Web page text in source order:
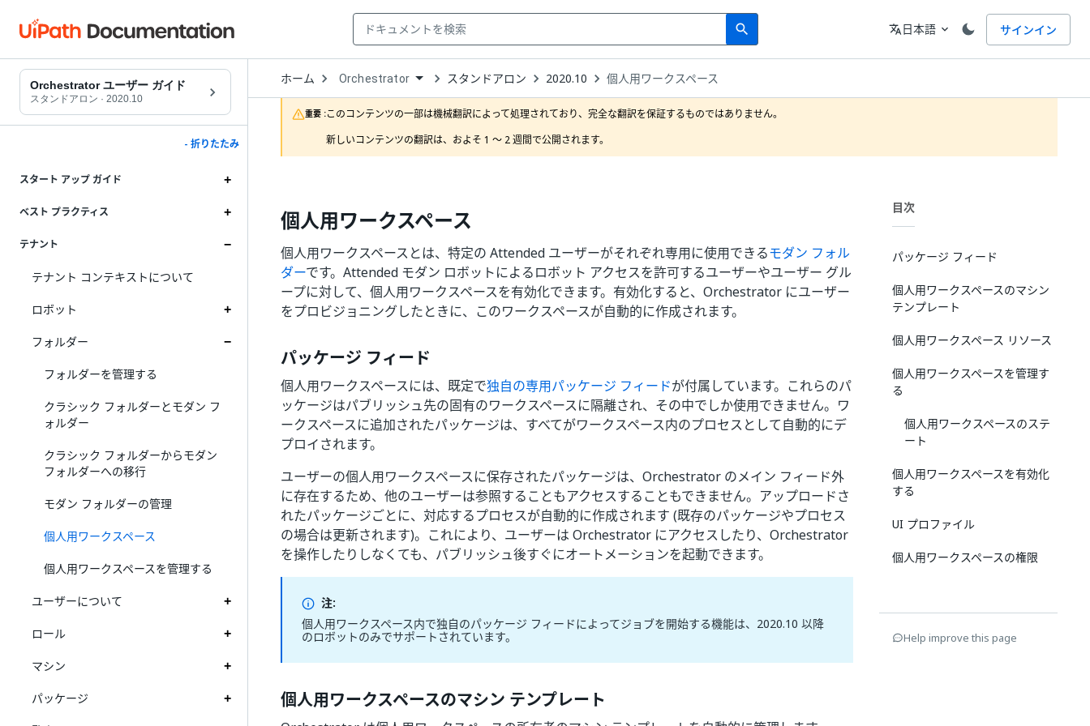
search
Search 言語
translate日本語 expand_more サインイン
Orchestrator ユーザー ガイド
スタンドアロン · 2020.10
- 折りたたみ
スタート アップ ガイド
ベスト プラクティス
テナント
テナント コンテキストについて
ロボット
フォルダー
フォルダーを管理する
クラシック フォルダーとモダン フ
ォルダー
クラシック フォルダーからモダン
フォルダーへの移行
モダン フォルダーの管理
個人用ワークスペース
個人用ワークスペースを管理する
ユーザーについて
ロール
マシン
パッケージ
ホーム Open
Dropdown
to
choose
product
Orchestrator スタンドアロン 2020.10 個人用ワークスペース
重要 :このコンテンツの一部は機械翻訳によって処理されており、完全な翻訳を保証するものではありません。
新しいコンテンツの翻訳は、およそ 1 ～ 2 週間で公開されます。
個人用ワークスペース
個人用ワークスペースとは、特定の Attended ユーザーがそれぞれ専用に使用できるモダン フォル
ダーです。Attended モダン ロボットによるロボット アクセスを許可するユーザーやユーザー グル
ープに対して、個人用ワークスペースを有効化できます。有効化すると、Orchestrator にユーザー
をプロビジョニングしたときに、このワークスペースが自動的に作成されます。
パッケージ フィード
個人用ワークスペースには、既定で独自の専用パッケージ フィードが付属しています。これらのパ
ッケージはパブリッシュ先の固有のワークスペースに隔離され、その中でしか使用できません。ワ
ークスペースに追加されたパッケージは、すべてがワークスペース内のプロセスとして自動的にデ
プロイされます。
ユーザーの個人用ワークスペースに保存されたパッケージは、Orchestrator のメイン フィード外
に存在するため、他のユーザーは参照することもアクセスすることもできません。アップロードさ
れたパッケージごとに、対応するプロセスが自動的に作成されます (既存のパッケージやプロセス
の場合は更新されます)。これにより、ユーザーは Orchestrator にアクセスしたり、Orchestrator
を操作したりしなくても、パブリッシュ後すぐにオートメーションを起動できます。
注:
個人用ワークスペース内で独自のパッケージ フィードによってジョブを開始する機能は、2020.10 以降
のロボットのみでサポートされています。
個人用ワークスペースのマシン テンプレート
目次
パッケージ フィード
個人用ワークスペースのマシン
テンプレート
個人用ワークスペース リソース
個人用ワークスペースを管理す
る
個人用ワークスペースのステ
ート
個人用ワークスペースを有効化
する
UI プロファイル
個人用ワークスペースの権限
Help improve this page